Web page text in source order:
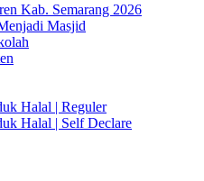
Kab. Semarang 2026
Masjid
Halal | Reguler
Halal | Self Declare